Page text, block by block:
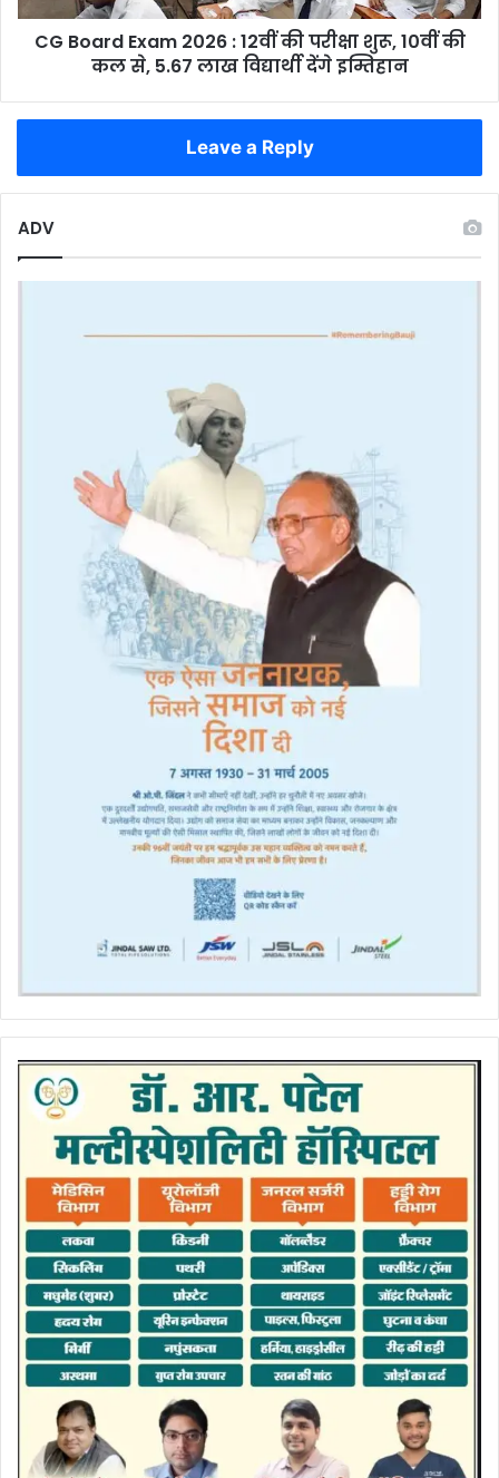
शुरू,
10वीं
विद्यार्थी
इम्तिहान
CG Board Exam 2026 : 12वीं की परीक्षा शुरू, 10वीं की
कल से, 5.67 लाख विद्यार्थी देंगे इम्तिहान
Leave a Reply
ADV